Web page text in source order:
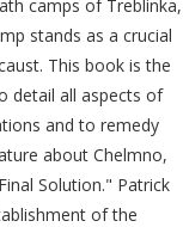
camps of Treblinka,
stands as a crucial
This book is the
detail all aspects of
and to remedy
about Chelmno,
Solution." Patrick
of the